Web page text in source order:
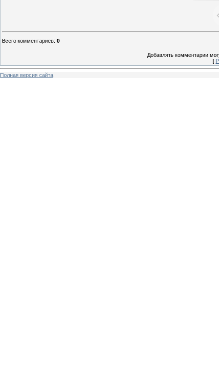
Всего комментариев: 0
Добавлять комментарии
[
Полная версия сайта